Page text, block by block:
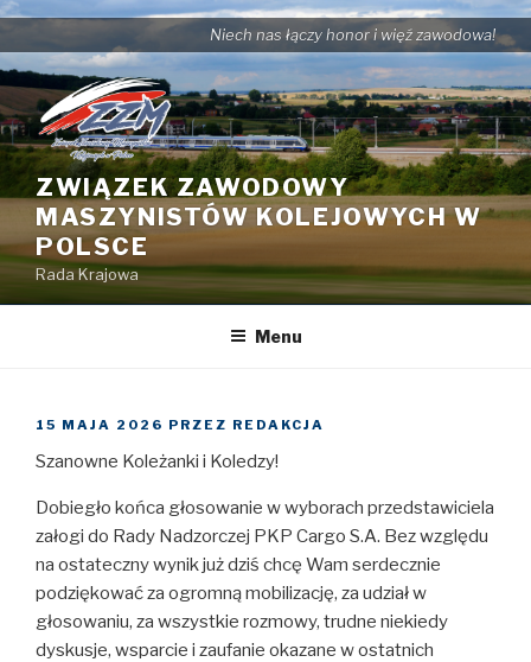
Przejdź
treści
Niech nas łączy honor i więź zawodowa!
ZWIĄZEK ZAWODOWY
MASZYNISTÓW KOLEJOWYCH W
POLSCE
Rada Krajowa
Menu
OPUBLIKOWANE
15 MAJA 2026 PRZEZ REDAKCJA
Szanowne Koleżanki i Koledzy!
Dobiegło końca głosowanie w wyborach przedstawiciela
załogi do Rady Nadzorczej PKP Cargo S.A. Bez względu
na ostateczny wynik już dziś chcę Wam serdecznie
podziękować za ogromną mobilizację, za udział w
głosowaniu, za wszystkie rozmowy, trudne niekiedy
dyskusje, wsparcie i zaufanie okazane w ostatnich